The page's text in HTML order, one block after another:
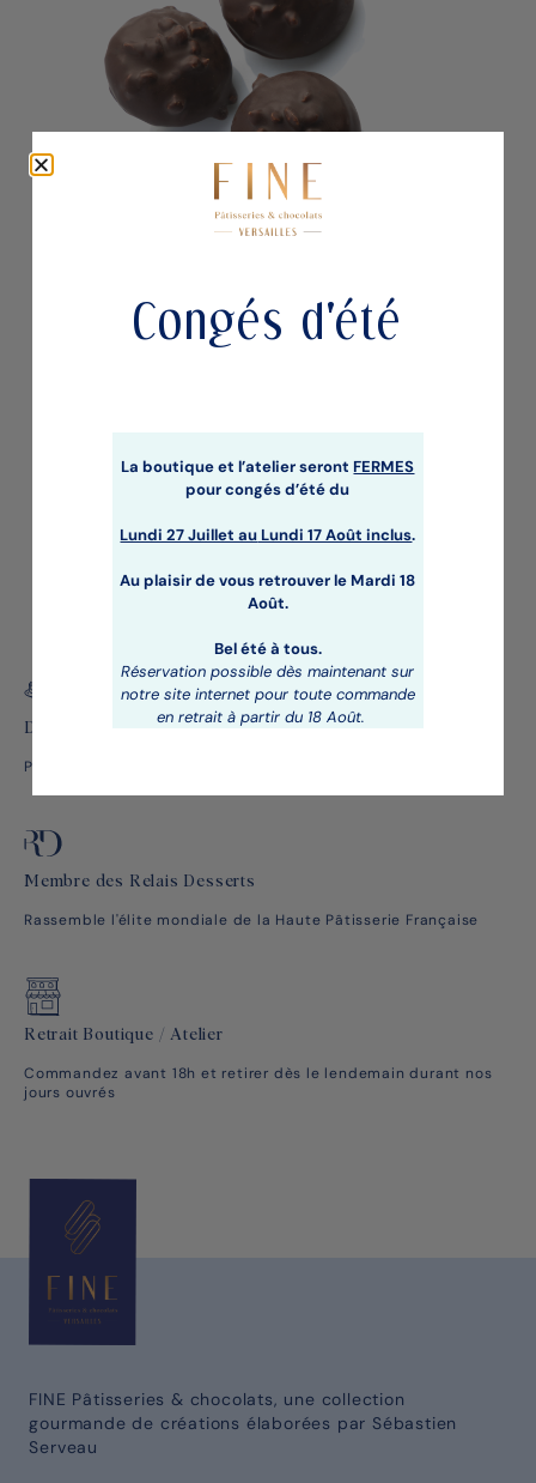
MERINGUETTES CHOCOLAT NOIR
Chocolats
Des pâtisseries étoilées
Par un Chef Pâtissier renommé plusieurs fois récompensé
Membre des Relais Desserts
Rassemble l'élite mondiale de la Haute Pâtisserie Française
Retrait Boutique / Atelier
Commandez avant 18h et retirer dès le lendemain durant nos
jours ouvrés
FINE Pâtisseries & chocolats, une collection
gourmande de créations élaborées par Sébastien
Serveau
Congés d'été
La boutique et l’atelier seront FERMES
pour congés d’été du
Lundi 27 Juillet au Lundi 17 Août inclus.
Au plaisir de vous retrouver le Mardi 18
Août.
Bel été à tous.
Réservation possible dès maintenant sur
notre site internet pour toute commande
en retrait à partir du 18 Août.